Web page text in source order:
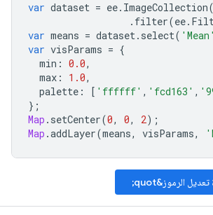
var dataset = ee. ImageCollection(
. filter(ee.
var means = dataset. select( 'Mean'
var visParams = {
min : 0.0,
max : 1.0,
palette : [ 'ffffff' , 'fcd163' ,
};
Map . setCenter(0, 0, 2);
Map .addLayer(means, visParams,